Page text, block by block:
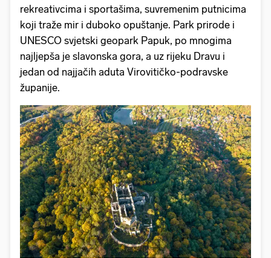
rekreativcima i sportašima, suvremenim putnicima
koji traže mir i duboko opuštanje. Park prirode i
UNESCO svjetski geopark Papuk, po mnogima
najljepša je slavonska gora, a uz rijeku Dravu i
jedan od najjačih aduta Virovitičko-podravske
županije.